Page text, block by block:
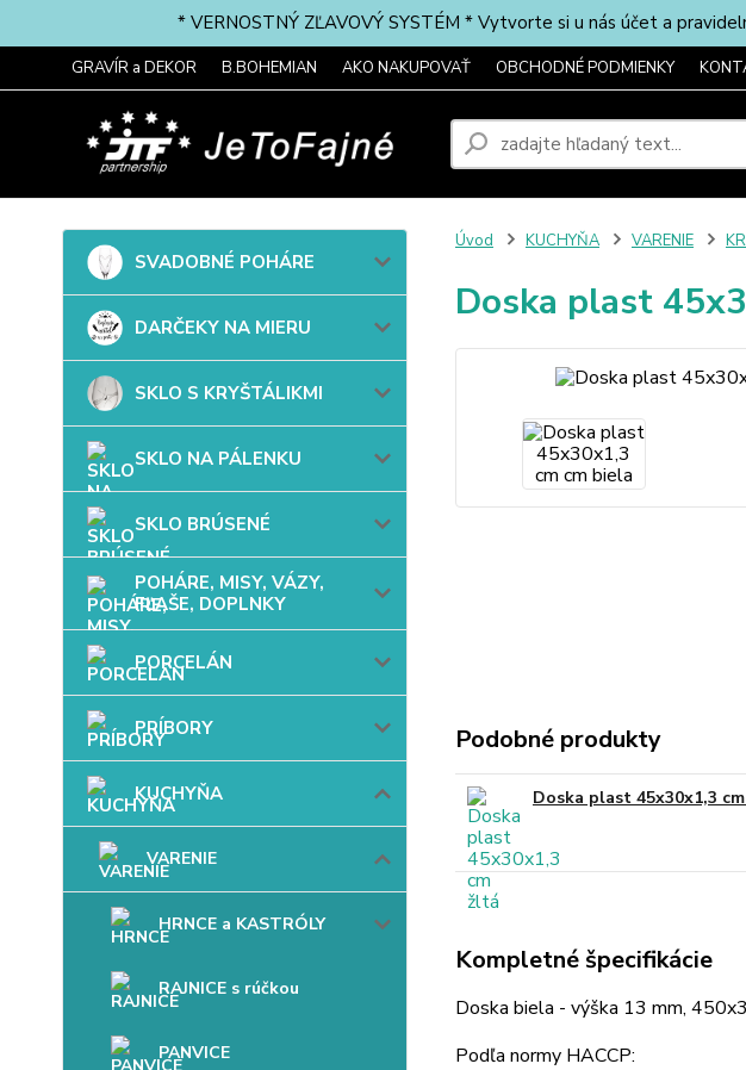
* VERNOSTNÝ ZĽAVOVÝ SYSTÉM * Vytvorte si u nás účet a
GRAVÍR a DEKOR B.BOHEMIAN AKO NAKUPOVAŤ OBCHODNÉ PODMIENKY
SVADOBNÉ POHÁRE
DARČEKY NA MIERU
SKLO S KRYŠTÁLIKMI
SKLO NA PÁLENKU
SKLO BRÚSENÉ
POHÁRE, MISY, VÁZY,
FĽAŠE, DOPLNKY
PORCELÁN
PRÍBORY
KUCHYŇA
VARENIE
HRNCE a KASTRÓLY
RAJNICE s rúčkou
PANVICE
Úvod KUCHYŇA VARENIE
Doska plast
Podobné produkty
Doska plast 45x30x1,3
Kompletné špecifikácie
Doska biela - výška 13 mm,
Podľa normy HACCP: